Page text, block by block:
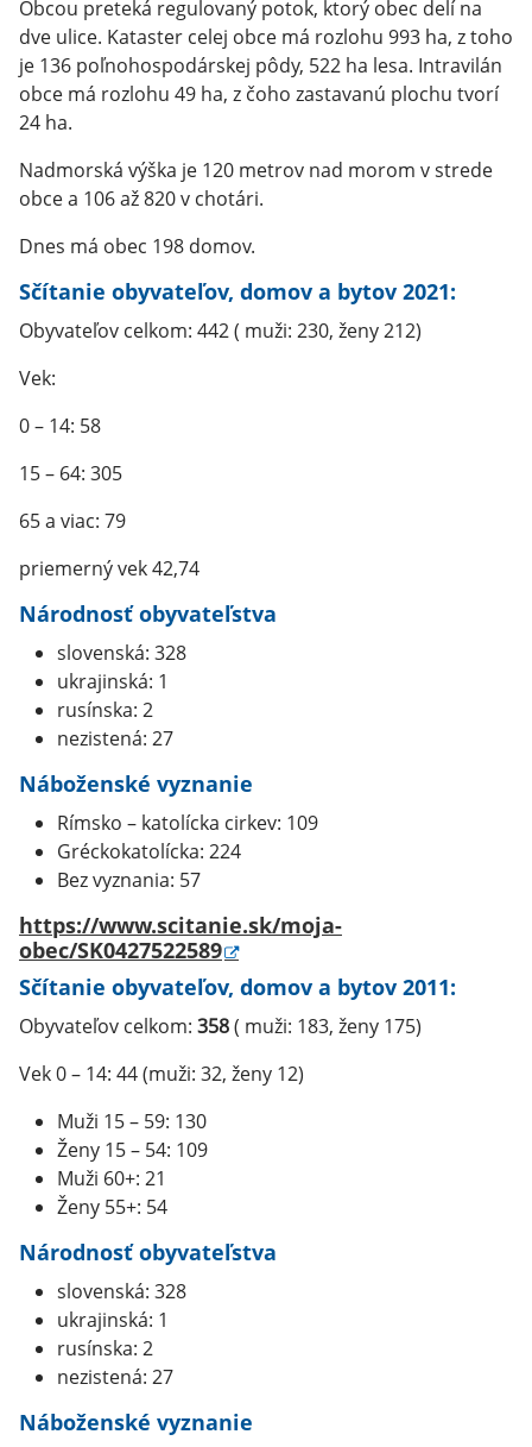
Obcou preteká regulovaný potok, ktorý obec delí na
dve ulice. Kataster celej obce má rozlohu 993 ha, z toho
je 136 poľnohospodárskej pôdy, 522 ha lesa. Intravilán
obce má rozlohu 49 ha, z čoho zastavanú plochu tvorí
24 ha.
Nadmorská výška je 120 metrov nad morom v strede
obce a 106 až 820 v chotári.
Dnes má obec 198 domov.
Sčítanie obyvateľov, domov a bytov 2021:
Obyvateľov celkom: 442( muži: 230, ženy 212)
Vek:
0 – 14: 58
15 – 64: 305
65 a viac: 79
priemerný vek 42,74
Národnosť obyvateľstva
slovenská: 328
ukrajinská: 1
rusínska: 2
nezistená: 27
Náboženské vyznanie
Rímsko – katolícka cirkev: 109
Gréckokatolícka: 224
Bez vyznania: 57
https://www.scitanie.sk/moja-
obec/SK0427522589
Sčítanie obyvateľov, domov a bytov 2011:
Obyvateľov celkom: 358( muži: 183, ženy 175)
Vek 0 – 14: 44 (muži: 32, ženy 12)
Muži 15 – 59: 130
Ženy 15 – 54: 109
Muži 60+: 21
Ženy 55+: 54
Národnosť obyvateľstva
slovenská: 328
ukrajinská: 1
rusínska: 2
nezistená: 27
Náboženské vyznanie